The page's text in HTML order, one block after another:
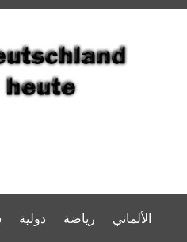
دولية رياضة الألماني